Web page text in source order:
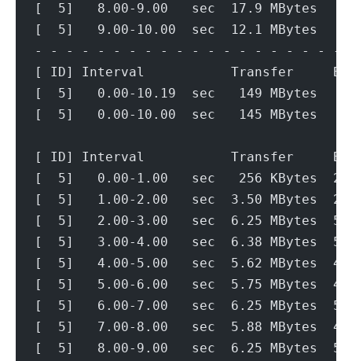
[  5]   8.00-9.00   sec  17.9
[  5]   9.00-10.00  sec  12.1
- - - - - - - - - - - - - - - - - - - -
[ ID] Interval           Transfer
[  5]   0.00-10.19  sec   149 MBytes
[  5]   0.00-10.00  sec   145
[ ID] Interval           Transfer
[  5]   0.00-1.00   sec   256
[  5]   1.00-2.00   sec  3.50 MBytes
[  5]   2.00-3.00   sec  6.25 MBytes
[  5]   3.00-4.00   sec  6.38 MBytes
[  5]   4.00-5.00   sec  5.62 MBytes
[  5]   5.00-6.00   sec  5.75 MBytes
[  5]   6.00-7.00   sec  6.25 MBytes
[  5]   7.00-8.00   sec  5.88 MBytes
[  5]   8.00-9.00   sec  6.25 MBytes